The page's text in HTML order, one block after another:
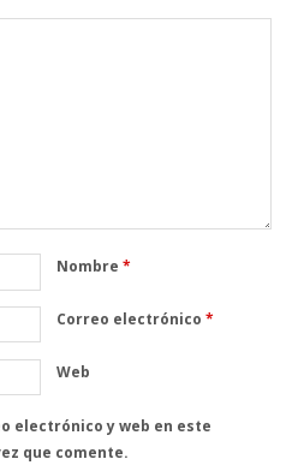
Nombre*
Correo electrónico*
Web
electrónico y web en este
que comente.